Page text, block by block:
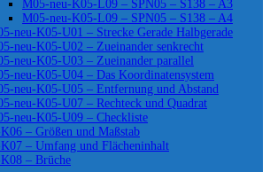
M05-neu-K05-L09 – SPN05 – S138 – A3
M05-neu-K05-L09 – SPN05 – S138 – A4
neu-K05-U01 – Strecke Gerade Halbgerade
neu-K05-U02 – Zueinander senkrecht
neu-K05-U03 – Zueinander parallel
neu-K05-U04 – Das Koordinatensystem
neu-K05-U05 – Entfernung und Abstand
neu-K05-U07 – Rechteck und Quadrat
neu-K05-U09 – Checkliste
– Größen und Maßstab
– Umfang und Flächeninhalt
– Brüche